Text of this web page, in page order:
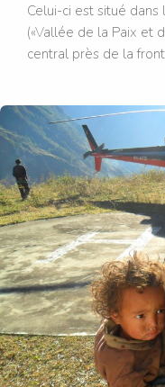
Celui-ci est situé dans
(«Vallée de la Paix et
central près de la